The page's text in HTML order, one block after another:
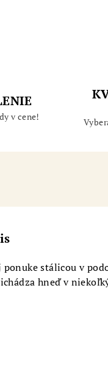
v cene!
ponuke stálicou v
hneď v